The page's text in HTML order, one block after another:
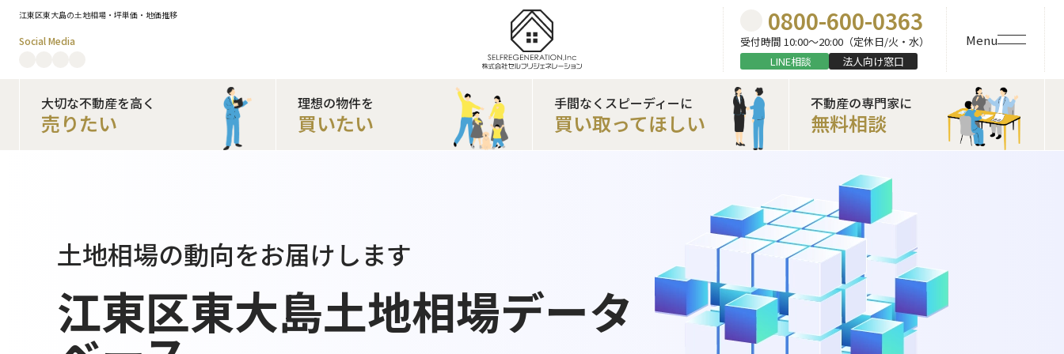
江東区東大島の土地相場・坪単価・地価推移
Social Media
0800-600-0363
受付時間 10:00〜20:00（定休日/火・水）
LINE相談
法人向け窓口
Menu
大切な不動産を高く
売りたい
理想の物件を
買いたい
手間なくスピーディーに
買い取ってほしい
不動産の専門家に
無料相談
土地相場の動向をお届けします
江東区東大島土地相場データ